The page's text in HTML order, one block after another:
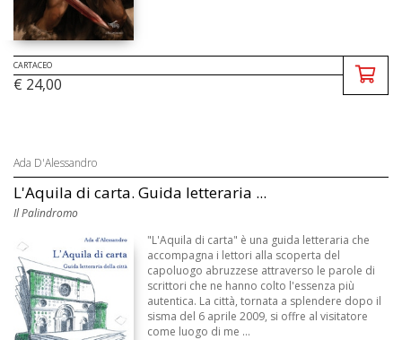
CARTACEO
€ 24,00
Ada D'Alessandro
L'Aquila di carta. Guida letteraria ...
Il Palindromo
"L'Aquila di carta" è una guida letteraria che
accompagna i lettori alla scoperta del
capoluogo abruzzese attraverso le parole di
scrittori che ne hanno colto l'essenza più
autentica. La città, tornata a splendere dopo il
sisma del 6 aprile 2009, si offre al visitatore
come luogo di me ...